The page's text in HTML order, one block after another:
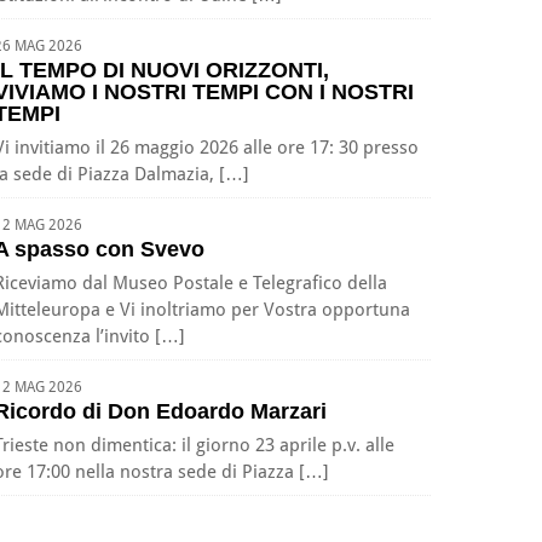
MAG 2026
TEMPO DI NUOVI ORIZZONTI,
I NOSTRI TEMPI CON I NOSTRI
invitiamo il 26 maggio 2026 alle ore 17: 30 presso
sede di Piazza Dalmazia, […]
MAG 2026
spasso con Svevo
dal Museo Postale e Telegrafico della
e Vi inoltriamo per Vostra opportuna
l’invito […]
MAG 2026
di Don Edoardo Marzari
non dimentica: il giorno 23 aprile p.v. alle
17:00 nella nostra sede di Piazza […]